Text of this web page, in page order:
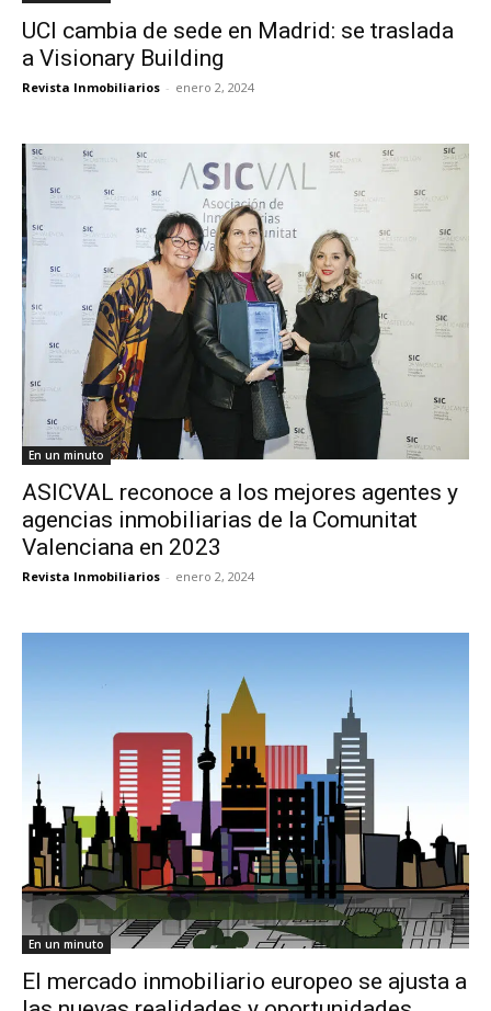
UCI cambia de sede en Madrid: se traslada
a Visionary Building
Revista Inmobiliarios - enero 2, 2024
En un minuto
ASICVAL reconoce a los mejores agentes y
agencias inmobiliarias de la Comunitat
Valenciana en 2023
Revista Inmobiliarios - enero 2, 2024
En un minuto
El mercado inmobiliario europeo se ajusta a